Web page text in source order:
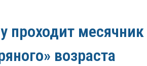
проходит
возраста